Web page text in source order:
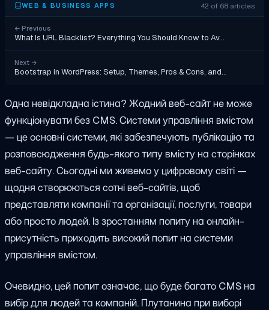
WEB & BUSINESS APPS 42 of 68 articles
← Previous
What Is URL Blacklist? Everything You Should Know to Av…
Next →
Bootstrap in WordPress: Setup, Themes, Pros & Cons, and…
Одна невідкладна істина? Жодний веб-сайт не може
функціонувати без CMS. Системи управління вмістом
— це основні системи, які забезпечують публікацію та
розповсюдження будь-якого типу вмісту на сторінках
веб-сайту. Сьогодні ми живемо у цифровому світі —
щодня створюються сотні веб-сайтів, щоб
представляти компанії та організації, послуги, товари
або просто людей. Із зростанням попиту на онлайн-
присутність приходить високий попит на системи
управління вмістом.
Очевидно, цей попит означає, що буде багато CMS на
вибір для людей та компаній. Плутанина при виборі